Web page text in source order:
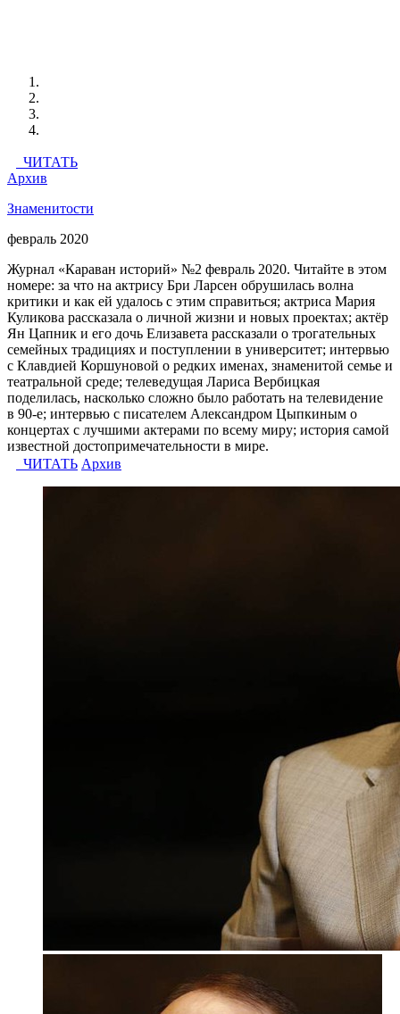
ЧИТАТЬ
Архив
Знаменитости
февраль 2020
Журнал «Караван историй» №2 февраль 2020. Читайте в этом
номере: за что на актрису Бри Ларсен обрушилась волна
критики и как ей удалось с этим справиться; актриса Мария
Куликова рассказала о личной жизни и новых проектах; актёр
Ян Цапник и его дочь Елизавета рассказали о трогательных
семейных традициях и поступлении в университет; интервью
с Клавдией Коршуновой о редких именах, знаменитой семье и
театральной среде; телеведущая Лариса Вербицкая
поделилась, насколько сложно было работать на телевидение
в 90-е; интервью с писателем Александром Цыпкиным о
концертах с лучшими актерами по всему миру; история самой
известной достопримечательности в мире.
ЧИТАТЬ Архив